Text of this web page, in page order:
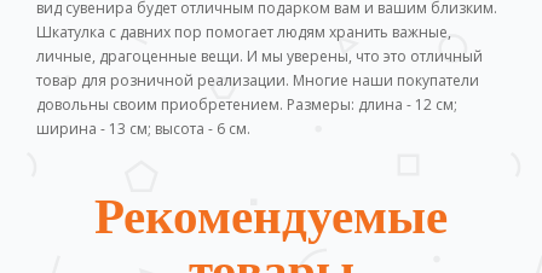
вид сувенира будет отличным подарком вам и вашим близким.
Шкатулка с давних пор помогает людям хранить важные,
личные, драгоценные вещи. И мы уверены, что это отличный
товар для розничной реализации. Многие наши покупатели
довольны своим приобретением. Размеры: длина - 12 см;
ширина - 13 см; высота - 6 см.
Рекомендуемые